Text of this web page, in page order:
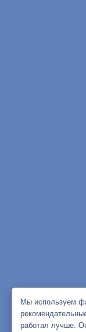
Мы используем
работал лучше.